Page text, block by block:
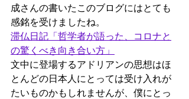
成さんの書いたこのブログにはとても
感銘を受けましたね。
滞仏日記「哲学者が語った、コロナと
の驚くべき向き合い方」
文中に登場するアドリアンの思想はほ
とんどの日本人にとっては受け入れが
たいものかもしれませんが、僕にとっ